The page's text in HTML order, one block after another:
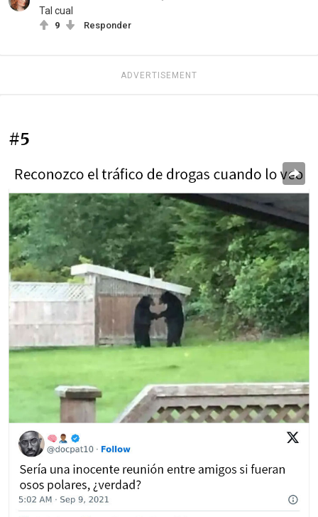
Tal cual
9 Responder
ADVERTISEMENT
#5